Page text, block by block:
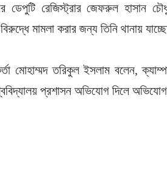
ডেপুটি রেজিস্ট্রার জেফরুল হাসান
মামলা করার জন্য তিনি থানায়
মোহাম্মদ তরিকুল ইসলাম বলেন,
প্রশাসন অভিযোগ দিলে